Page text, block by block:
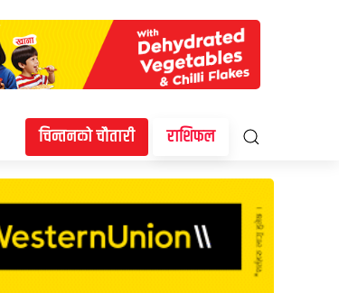
चिन्तनको चौतारी राशिफल